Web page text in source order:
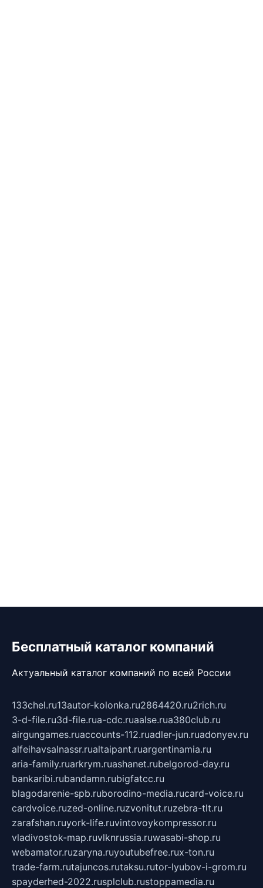
Бесплатный каталог компаний
Актуальный каталог компаний по всей России
133chel.ru13autor-kolonka.ru2864420.ru2rich.ru
3-d-file.ru3d-file.rua-cdc.ruaalse.rua380club.ru
airgungames.ruaccounts-112.ruadler-jun.ruadonyev.ru
alfeihavsalnassr.rualtaipant.ruargentinamia.ru
aria-family.ruarkrym.ruashanet.rubelgorod-day.ru
bankaribi.rubandamn.rubigfatcc.ru
blagodarenie-spb.ruborodino-media.rucard-voice.ru
cardvoice.ruzed-online.ruzvonitut.ruzebra-tlt.ru
zarafshan.ruyork-life.ruvintovoykompressor.ru
vladivostok-map.ruvlknrussia.ruwasabi-shop.ru
webamator.ruzaryna.ruyoutubefree.rux-ton.ru
trade-farm.rutajuncos.rutaksu.rutor-lyubov-i-grom.ru
spayderhed-2022.rusplclub.rustoppamedia.ru